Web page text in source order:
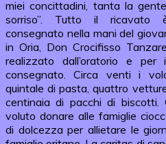
miei concittadini, tanta la
sorriso”. Tutto il ricavato
consegnato nella mani del
in Oria, Don Crocifisso
realizzato dall’oratorio e per
consegnato. Circa venti i
quintale di pasta, quattro
centinaia di pacchi di biscotti.
voluto donare alle famiglie
di dolcezza per allietare le